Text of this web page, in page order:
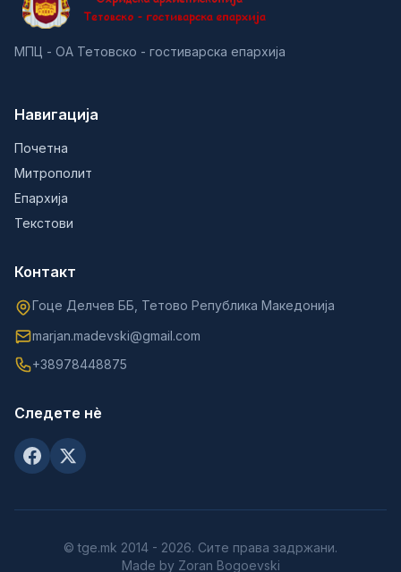
МПЦ - ОА Тетовско - гостиварска епархија
Навигација
Почетна
Митрополит
Епархија
Текстови
Контакт
Гоце Делчев ББ, Тетово Република Македонија
marjan.madevski@gmail.com
+38978448875
Следете нè
© tge.mk 2014 - 2026. Сите права задржани.
Made by Zoran Bogoevski